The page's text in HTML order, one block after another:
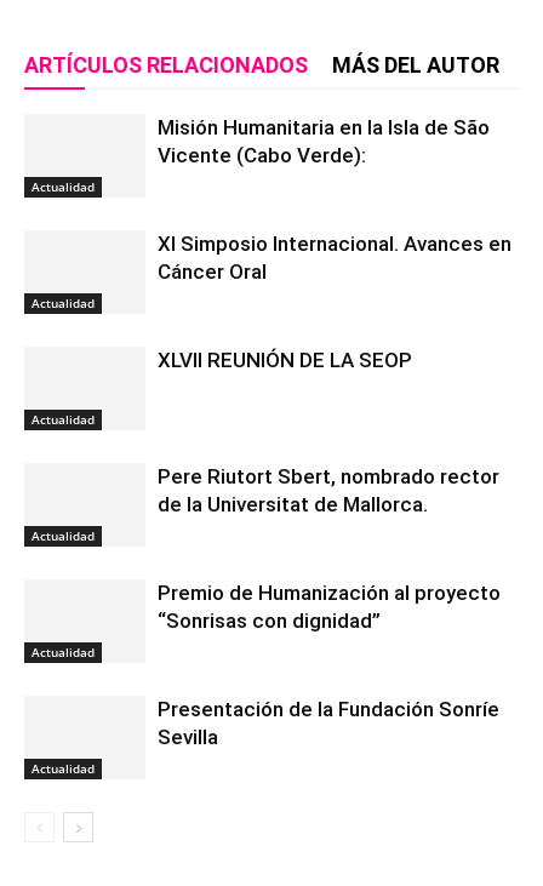
ARTÍCULOS RELACIONADOS MÁS DEL AUTOR
Actualidad
Misión Humanitaria en la Isla de São
Vicente (Cabo Verde):
Actualidad
XI Simposio Internacional. Avances en
Cáncer Oral
Actualidad
XLVII REUNIÓN DE LA SEOP
Actualidad
Pere Riutort Sbert, nombrado rector
de la Universitat de Mallorca.
Actualidad
Premio de Humanización al proyecto
“Sonrisas con dignidad”
Actualidad
Presentación de la Fundación Sonríe
Sevilla